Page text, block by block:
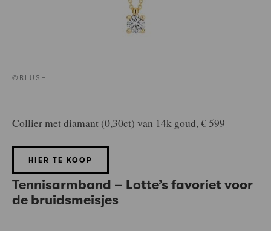
©BLUSH
Collier met diamant (0,30ct) van 14k goud, € 599
HIER TE KOOP
Tennisarmband – Lotte’s favoriet voor
de bruidsmeisjes